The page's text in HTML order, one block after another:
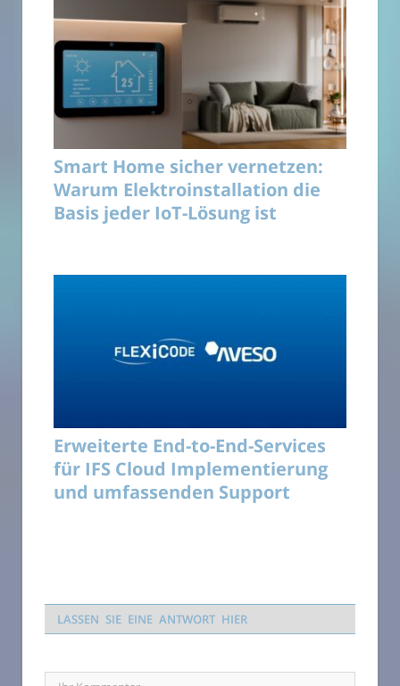
Smart Home sicher vernetzen:
Warum Elektroinstallation die
Basis jeder IoT-Lösung ist
Erweiterte End-to-End-Services
für IFS Cloud Implementierung
und umfassenden Support
LASSEN SIE EINE ANTWORT HIER